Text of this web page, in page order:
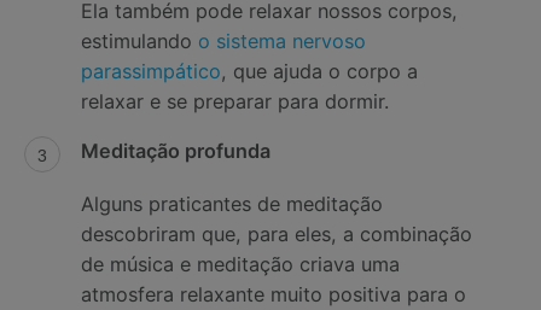
Ela também pode relaxar nossos corpos,
estimulando o sistema nervoso
parassimpático, que ajuda o corpo a
relaxar e se preparar para dormir.
Meditação profunda
Alguns praticantes de meditação
descobriram que, para eles, a combinação
de música e meditação criava uma
atmosfera relaxante muito positiva para o